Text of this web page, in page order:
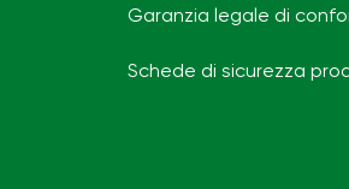
Garanzia legale di
Schede di sicurezza